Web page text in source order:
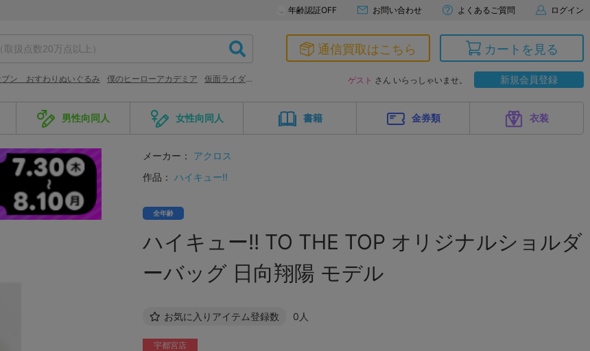
年齢認証OFF お問い合わせ よくあるご質問 ログイン
ブン おすわりぬいぐるみ 僕のヒーローアカデミア 仮面ライダー
通信買取はこちら カートを見る
ゲスト さん いらっしゃいませ。 新規会員登録
男性向同人 女性向同人 書籍 金券類 衣装
メーカー：
アクロス
作品： ハイキュー!!
全年齢
ハイキュー!! TO THE TOP オリジナルショルダ
ーバッグ 日向翔陽 モデル
お気に入りアイテム登録数 0人
宇都宮店